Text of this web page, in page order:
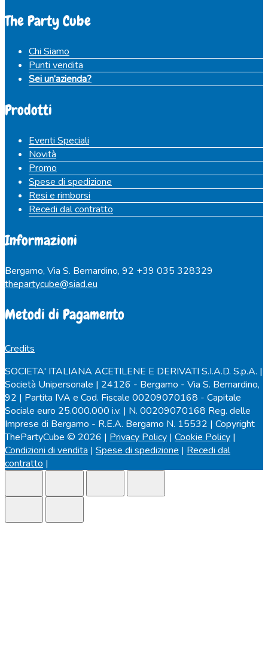
The Party Cube
Chi Siamo
Punti vendita
Sei un’azienda?
Prodotti
Eventi Speciali
Novità
Promo
Spese di spedizione
Resi e rimborsi
Recedi dal contratto
Informazioni
Bergamo, Via S. Bernardino, 92 +39 035 328329
thepartycube@siad.eu
Metodi di Pagamento
Credits
SOCIETA' ITALIANA ACETILENE E DERIVATI S.I.A.D. S.p.A. |
Società Unipersonale | 24126 - Bergamo - Via S. Bernardino,
92 | Partita IVA e Cod. Fiscale 00209070168 - Capitale
Sociale euro 25.000.000 i.v. | N. 00209070168 Reg. delle
Imprese di Bergamo - R.E.A. Bergamo N. 15532 | Copyright
ThePartyCube © 2026 | Privacy Policy | Cookie Policy |
Condizioni di vendita | Spese di spedizione | Recedi dal
contratto |